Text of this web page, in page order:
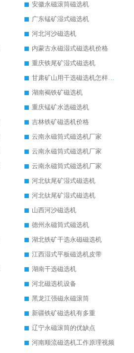
安徽永磁滚筒磁选机
广东锰矿湿式磁选机
河北河沙磁选机
内蒙古永磁湿式磁选机价格
重庆铁尾矿湿式磁选机
甘肃矿山用干选磁选机怎样调磁
湖南褐铁矿磁选机
重庆锰矿水选磁选机
吉林铁矿磁选机价格
云南永磁筒式磁选机厂家
云南永磁筒式磁选机厂家
云南永磁筒式磁选机厂家
河北钛尾矿湿式磁选机
河北钛尾矿湿式磁选机
山西河沙磁选机
德州永磁筒式磁选机
湖北铁矿干选永磁磁选机
江西湿式平板磁选机皮带
湖南干选磁选机
河北磁选机设备
黑龙江强磁永磁滚筒
新疆铁矿磁选机有多重
辽宁永磁滚筒的优缺点
河南顺流磁选机工作原理视频